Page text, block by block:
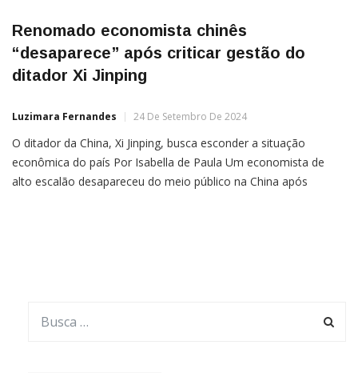
Renomado economista chinês
“desaparece” após criticar gestão do
ditador Xi Jinping
Luzimara Fernandes 24 De Setembro De 2024
O ditador da China, Xi Jinping, busca esconder a situação
econômica do país Por Isabella de Paula Um economista de
alto escalão desapareceu do meio público na China após